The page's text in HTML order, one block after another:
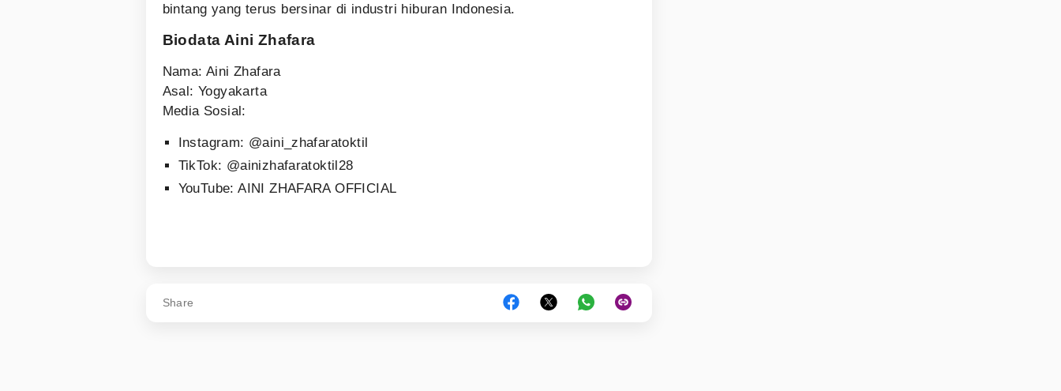
bintang yang terus bersinar di industri hiburan Indonesia.
Biodata Aini Zhafara
Nama: Aini Zhafara
Asal: Yogyakarta
Media Sosial:
Instagram: @aini_zhafaratoktil
TikTok: @ainizhafaratoktil28
YouTube: AINI ZHAFARA OFFICIAL
Share